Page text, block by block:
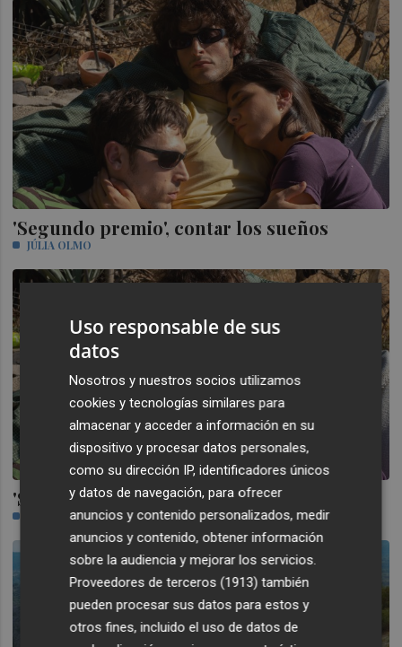
'Segundo premio', contar los sueños
JÚLIA OLMO
'Segundo premio', contar los sueños
JÚLIA OLMO
Uso responsable de sus
datos
Nosotros y nuestros socios utilizamos
cookies y tecnologías similares para
almacenar y acceder a información en su
dispositivo y procesar datos personales,
como su dirección IP, identificadores únicos
y datos de navegación, para ofrecer
anuncios y contenido personalizados, medir
anuncios y contenido, obtener información
sobre la audiencia y mejorar los servicios.
Proveedores de terceros (1913) también
pueden procesar sus datos para estos y
otros fines, incluido el uso de datos de